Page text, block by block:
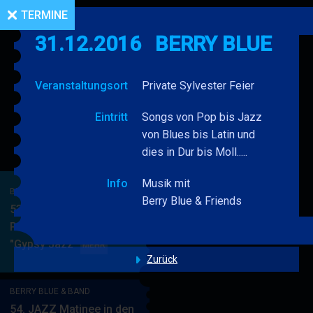
BERRY BLUE & BAND
53. JAZZ Matinee in den
PARKSIDE STUDIOS
"Gypsy Jazz" MEHRBERRY
BERRY BLUE & BAND
54. JAZZ Matinee in den
TERMINE
31.12.2016 BERRY BLUE
Veranstaltungsort Private Sylvester Feier
Eintritt
Songs von Pop bis Jazz
von Blues bis Latin und
dies in Dur bis Moll.....
Info
Musik mit
Berry Blue & Friends
Zurück